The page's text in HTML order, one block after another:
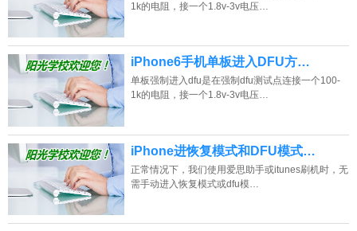
1k的电阻，接一个1.8v-3v电压…
iPhone6手机单板进入DFU方…
单板强制进入dfu是在强制dfu测试点连接一个100-
1k的电阻，接一个1.8v-3v电压…
iPhone进恢复模式和DFU模式…
正常情况下，我们使用爱思助手或itunes刷机时，无
需手动进入恢复模式或dfu模…